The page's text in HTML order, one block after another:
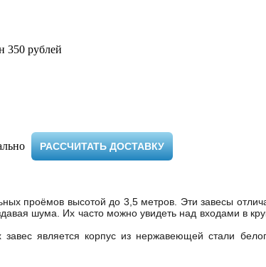
350 рублей
РАССЧИТАТЬ ДОСТАВКУ
проёмов высотой до 3,5 метров. Эти завесы
шума. Их часто можно увидеть над входами в
является корпус из нержавеющей стали